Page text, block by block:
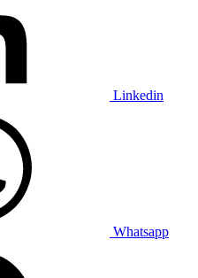
Linkedin
Whatsapp